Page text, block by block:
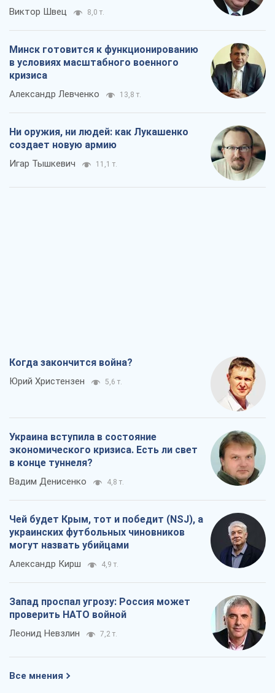
Виктор Швец 8,0 т.
Минск готовится к функционированию
в условиях масштабного военного
кризиса
Александр Левченко 13,8 т.
Ни оружия, ни людей: как Лукашенко
создает новую армию
Игар Тышкевич 11,1 т.
Когда закончится война?
Юрий Христензен 5,6 т.
Украина вступила в состояние
экономического кризиса. Есть ли свет
в конце туннеля?
Вадим Денисенко 4,8 т.
Чей будет Крым, тот и победит (NSJ), а
украинских футбольных чиновников
могут назвать убийцами
Александр Кирш 4,9 т.
Запад проспал угрозу: Россия может
проверить НАТО войной
Леонид Невзлин 7,2 т.
Все мнения